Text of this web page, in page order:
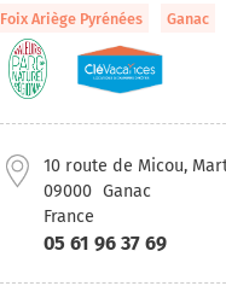
Foix Ariège Pyrénées
Ganac
10 route de Micou,
09000 Ganac
France
05 61 96 37 69